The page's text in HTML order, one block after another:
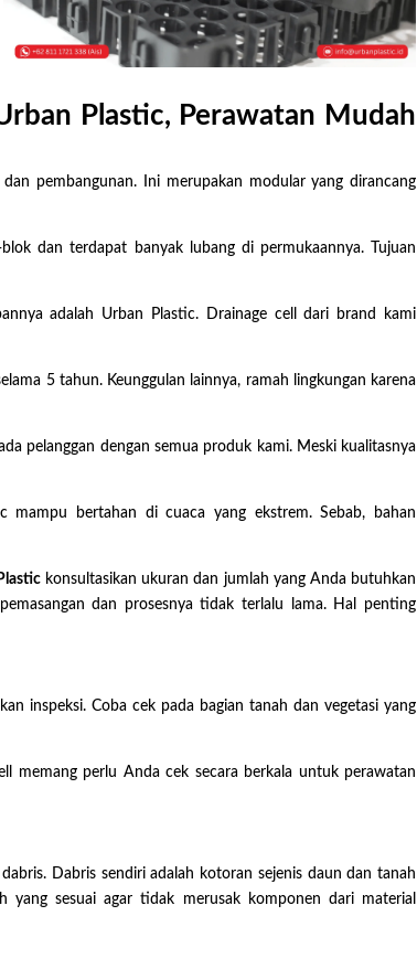
Plastic, Perawatan Mudah
pembangunan. Ini merupakan modular yang dirancang
dan terdapat banyak lubang di permukaannya. Tujuan
adalah Urban Plastic. Drainage cell dari brand kami
5 tahun. Keunggulan lainnya, ramah lingkungan karena
pelanggan dengan semua produk kami. Meski kualitasnya
mampu bertahan di cuaca yang ekstrem. Sebab, bahan
konsultasikan ukuran dan jumlah yang Anda butuhkan
dan prosesnya tidak terlalu lama. Hal penting
inspeksi. Coba cek pada bagian tanah dan vegetasi yang
memang perlu Anda cek secara berkala untuk perawatan
Dabris sendiri adalah kotoran sejenis daun dan tanah
yang sesuai agar tidak merusak komponen dari material